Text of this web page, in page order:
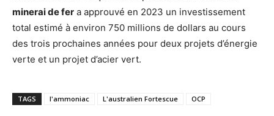
minerai de fer a approuvé en 2023 un investissement
total estimé à environ 750 millions de dollars au cours
des trois prochaines années pour deux projets d’énergie
verte et un projet d’acier vert.
TAGS l'ammoniac L'australien Fortescue OCP